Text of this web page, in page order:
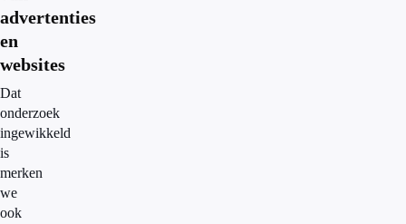
advertenties
en
websites
Dat
onderzoek
ingewikkeld
is
merken
we
ook